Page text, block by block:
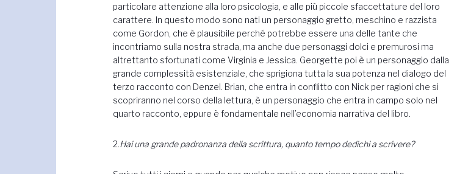
particolare attenzione alla loro psicologia, e alle più piccole sfaccettature del loro
carattere. In questo modo sono nati un personaggio gretto, meschino e razzista
come Gordon, che è plausibile perché potrebbe essere una delle tante che
incontriamo sulla nostra strada, ma anche due personaggi dolci e premurosi ma
altrettanto sfortunati come Virginia e Jessica. Georgette poi è un personaggio dalla
grande complessità esistenziale, che sprigiona tutta la sua potenza nel dialogo del
terzo racconto con Denzel. Brian, che entra in conflitto con Nick per ragioni che si
scopriranno nel corso della lettura, è un personaggio che entra in campo solo nel
quarto racconto, eppure è fondamentale nell’economia narrativa del libro.
2.Hai una grande padronanza della scrittura, quanto tempo dedichi a scrivere?